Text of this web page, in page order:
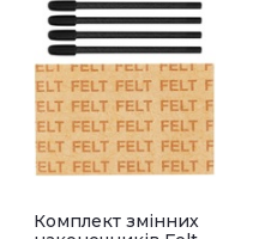
Комплект змінних